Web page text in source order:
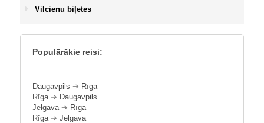
Vilcienu biļetes
Populārākie reisi:
Daugavpils ➔ Rīga
Rīga➔ Daugavpils
Jelgava➔ Rīga
Rīga➔ Jelgava